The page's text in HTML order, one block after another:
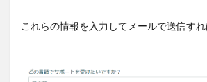
これらの情報を入力してメールで送信すれ